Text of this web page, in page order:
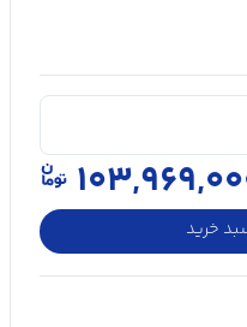
خرید